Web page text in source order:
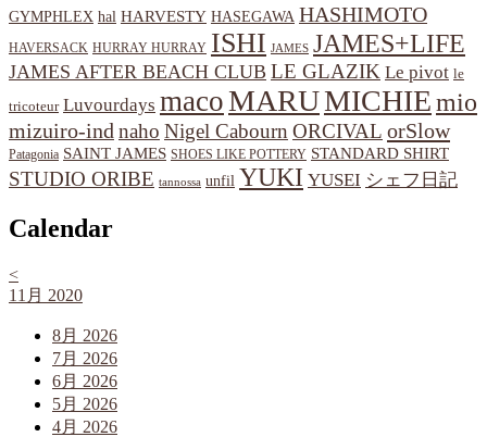
GYMPHLEX hal HARVESTY HASEGAWA HASHIMOTO
HAVERSACK HURRAY HURRAY ISHI JAMES JAMES+LIFE
JAMES AFTER BEACH CLUB LE GLAZIK Le pivot le
tricoteur Luvourdays macoMARUMICHIEmio
mizuiro-ind naho Nigel Cabourn ORCIVAL orSlow
Patagonia SAINT JAMES SHOES LIKE POTTERY STANDARD SHIRT
STUDIO ORIBE tannossa unfil YUKI YUSEI シェフ日記
Calendar
<
11月 2020
8月 2026
7月 2026
6月 2026
5月 2026
4月 2026